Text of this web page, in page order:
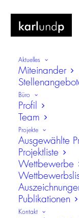
Aktuelles
Miteinander
Büro
Profil
Team
Projekte
Ausgewählte
Projektliste
Wettbewerbe
Publikationen
Kontakt
Pfarrkirchen
Neubau